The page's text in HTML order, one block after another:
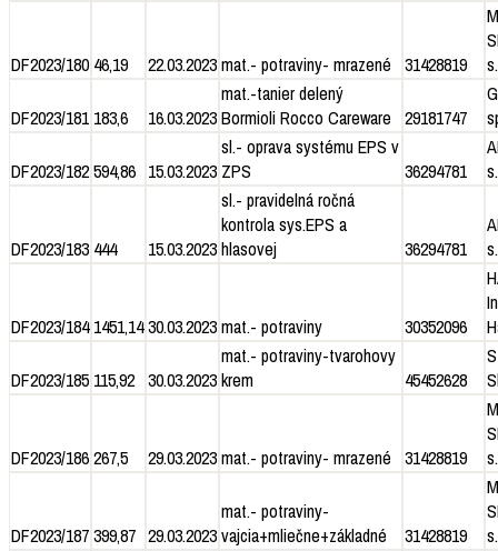
DF2023/180 46,19 22.03.2023mat.- potraviny- mrazené 31428819
DF2023/181 183,6 16.03.2023
mat.-tanier delený
Bormioli Rocco Careware 29181747
DF2023/182594,86 15.03.2023
sl.- oprava systému EPS v
ZPS
36294781
DF2023/183 444 15.03.2023
sl.- pravidelná ročná
kontrola sys.EPS a
hlasovej
36294781
DF2023/184 1451,1430.03.2023mat.- potraviny 30352096
DF2023/185 115,92 30.03.2023
mat.- potraviny-tvarohovy
krem
45452628
DF2023/186267,5 29.03.2023mat.- potraviny- mrazené 31428819
DF2023/187399,87 29.03.2023
mat.- potraviny-
vajcia+mliečne+základné
31428819